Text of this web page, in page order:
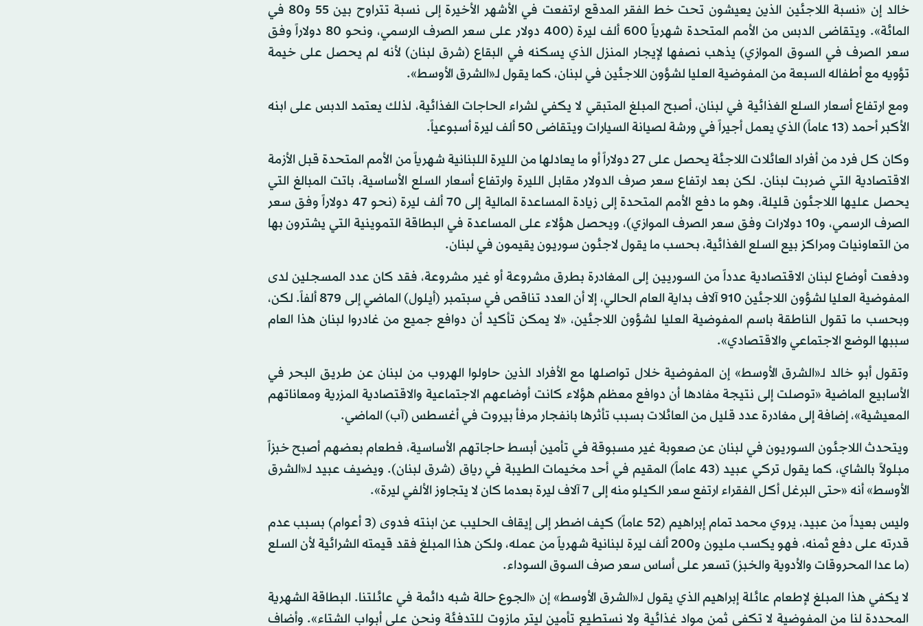
خالد إن «نسبة اللاجئين الذين يعيشون تحت خط الفقر المدقع ارتفعت في الأشهر الأخيرة إلى نسبة تتراوح بين 55 و80 في
المائة». ويتقاضى الدبس من الأمم المتحدة شهرياً 600 ألف ليرة (400 دولار على سعر الصرف الرسمي، ونحو 80 دولاراً وفق
سعر الصرف في السوق الموازي) يذهب نصفها لإيجار المنزل الذي يسكنه في البقاع (شرق لبنان) لأنه لم يحصل على خيمة
تؤويه مع أطفاله السبعة من المفوضية العليا لشؤون اللاجئين في لبنان، كما يقول لـ«الشرق الأوسط».
ومع ارتفاع أسعار السلع الغذائية في لبنان، أصبح المبلغ المتبقي لا يكفي لشراء الحاجات الغذائية، لذلك يعتمد الدبس على ابنه
الأكبر أحمد (13 عاماً) الذي يعمل أجيراً في ورشة لصيانة السيارات ويتقاضى 50 ألف ليرة أسبوعياً.
وكان كل فرد من أفراد العائلات اللاجئة يحصل على 27 دولاراً أو ما يعادلها من الليرة اللبنانية شهرياً من الأمم المتحدة قبل الأزمة
الاقتصادية التي ضربت لبنان. لكن بعد ارتفاع سعر صرف الدولار مقابل الليرة وارتفاع أسعار السلع الأساسية، باتت المبالغ التي
يحصل عليها اللاجئون قليلة، وهو ما دفع الأمم المتحدة إلى زيادة المساعدة المالية إلى 70 ألف ليرة (نحو 47 دولاراً وفق سعر
الصرف الرسمي، و10 دولارات وفق سعر الصرف الموازي)، ويحصل هؤلاء على المساعدة في البطاقة التموينية التي يشترون بها
من التعاونيات ومراكز بيع السلع الغذائية، بحسب ما يقول لاجئون سوريون يقيمون في لبنان.
ودفعت أوضاع لبنان الاقتصادية عدداً من السوريين إلى المغادرة بطرق مشروعة أو غير مشروعة، فقد كان عدد المسجلين لدى
المفوضية العليا لشؤون اللاجئين 910 آلاف بداية العام الحالي، إلا أن العدد تناقص في سبتمبر (أيلول) الماضي إلى 879 ألفاً. لكن،
وبحسب ما تقول الناطقة باسم المفوضية العليا لشؤون اللاجئين، «لا يمكن تأكيد أن دوافع جميع من غادروا لبنان هذا العام
سببها الوضع الاجتماعي والاقتصادي».
وتقول أبو خالد لـ«الشرق الأوسط» إن المفوضية خلال تواصلها مع الأفراد الذين حاولوا الهروب من لبنان عن طريق البحر في
الأسابيع الماضية «توصلت إلى نتيجة مفادها أن دوافع معظم هؤلاء كانت أوضاعهم الاجتماعية والاقتصادية المزرية ومعاناتهم
المعيشية»، إضافة إلى مغادرة عدد قليل من العائلات بسبب تأثرها بانفجار مرفأ بيروت في أغسطس (آب) الماضي.
ويتحدث اللاجئون السوريون في لبنان عن صعوبة غير مسبوقة في تأمين أبسط حاجاتهم الأساسية، فطعام بعضهم أصبح خبزاً
مبلولاً بالشاي، كما يقول تركي عبيد (43 عاماً) المقيم في أحد مخيمات الطيبة في رياق (شرق لبنان). ويضيف عبيد لـ«الشرق
الأوسط» أنه «حتى البرغل أكل الفقراء ارتفع سعر الكيلو منه إلى 7 آلاف ليرة بعدما كان لا يتجاوز الألفي ليرة».
وليس بعيداً من عبيد، يروي محمد تمام إبراهيم (52 عاماً) كيف اضطر إلى إيقاف الحليب عن ابنته فدوى (3 أعوام) بسبب عدم
قدرته على دفع ثمنه، فهو يكسب مليون و200 ألف ليرة لبنانية شهرياً من عمله، ولكن هذا المبلغ فقد قيمته الشرائية لأن السلع
(ما عدا المحروقات والأدوية والخبز) تسعر على أساس سعر صرف السوق السوداء.
لا يكفي هذا المبلغ لإطعام عائلة إبراهيم الذي يقول لـ«الشرق الأوسط» إن «الجوع حالة شبه دائمة في عائلتنا. البطاقة الشهرية
المحددة لنا من المفوضية لا تكفي ثمن مواد غذائية ولا نستطيع تأمين ليتر مازوت للتدفئة ونحن على أبواب الشتاء». وأضاف